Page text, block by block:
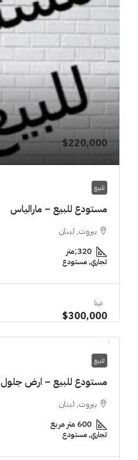
$220,000
للبيع
مستودع للبيع – مارالياس
بيروت, لبنان
320;متر
تجاري, مستودع
دينا
$300,000
للبيع
مستودع للبيع – ارض جلول
بيروت, لبنان
600 متر مربع
تجاري, مستودع